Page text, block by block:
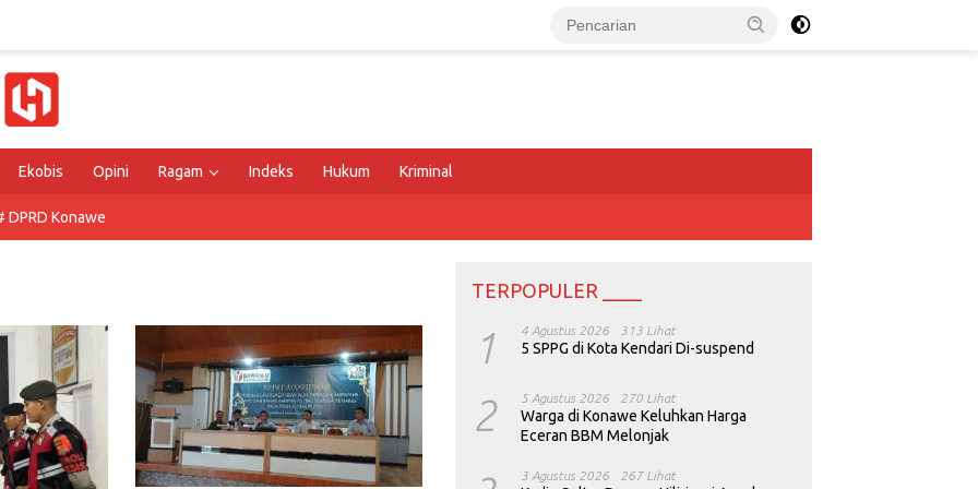
Ekobis Opini Ragam Indeks Hukum Kriminal
DPRD Konawe
TERPOPULER ____
1 4 Agustus 2026 313 Lihat
5 SPPG di Kota Kendari Di-suspend
2 5 Agustus 2026 270 Lihat
Warga di Konawe Keluhkan Harga
Eceran BBM Melonjak
3 Agustus 2026 267 Lihat